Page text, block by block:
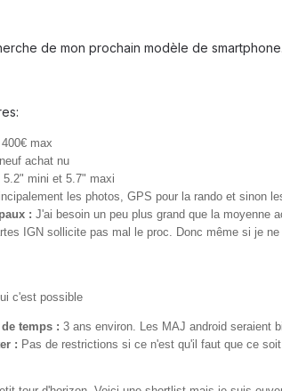
de mon prochain modèle de
max
neuf achat nu
5.2" mini et 5.7" maxi
les photos, GPS pour la rando et sinon
: J'ai besoin un peu plus grand que la moyenne
IGN sollicite pas mal le proc. Donc même si je
c'est possible
temps : 3 ans environ. Les MAJ android seraient
: Pas de restrictions si ce n'est qu'il faut que ce